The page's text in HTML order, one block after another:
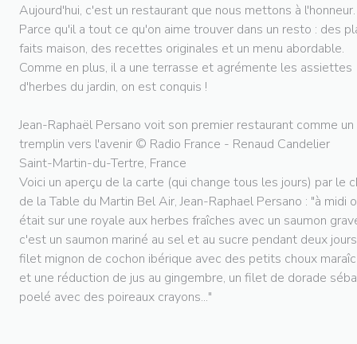
Aujourd'hui, c'est un restaurant que nous mettons à l'honneur.
Parce qu'il a tout ce qu'on aime trouver dans un resto : des
faits maison, des recettes originales et un menu abordable.
Comme en plus, il a une terrasse et agrémente les assiettes
d'herbes du jardin, on est conquis !
Jean-Raphaël Persano voit son premier restaurant comme un
tremplin vers l'avenir © Radio France - Renaud Candelier
Saint-Martin-du-Tertre, France
Voici un aperçu de la carte (qui change tous les jours) par le
de la Table du Martin Bel Air, Jean-Raphael Persano : "à midi
était sur une royale aux herbes fraîches avec un saumon
c'est un saumon mariné au sel et au sucre pendant deux
filet mignon de cochon ibérique avec des petits choux
et une réduction de jus au gingembre, un filet de dorade
poelé avec des poireaux crayons..."